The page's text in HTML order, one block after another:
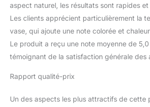
aspect naturel, les résultats sont rapides et
Les clients apprécient particulièrement la
vase, qui ajoute une note colorée et
Le produit a reçu une note moyenne de 5,0
témoignant de la satisfaction générale des
Rapport qualité-prix
Un des aspects les plus attractifs de cette